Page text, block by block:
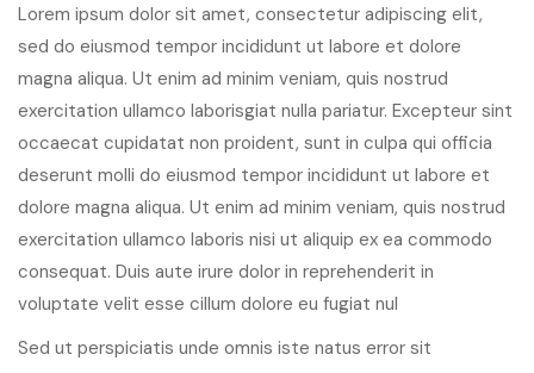
Lorem ipsum dolor sit amet, consectetur adipiscing elit,
sed do eiusmod tempor incididunt ut labore et dolore
magna aliqua. Ut enim ad minim veniam, quis nostrud
exercitation ullamco laborisgiat nulla pariatur. Excepteur sint
occaecat cupidatat non proident, sunt in culpa qui officia
deserunt molli do eiusmod tempor incididunt ut labore et
dolore magna aliqua. Ut enim ad minim veniam, quis nostrud
exercitation ullamco laboris nisi ut aliquip ex ea commodo
consequat. Duis aute irure dolor in reprehenderit in
voluptate velit esse cillum dolore eu fugiat nul
Sed ut perspiciatis unde omnis iste natus error sit